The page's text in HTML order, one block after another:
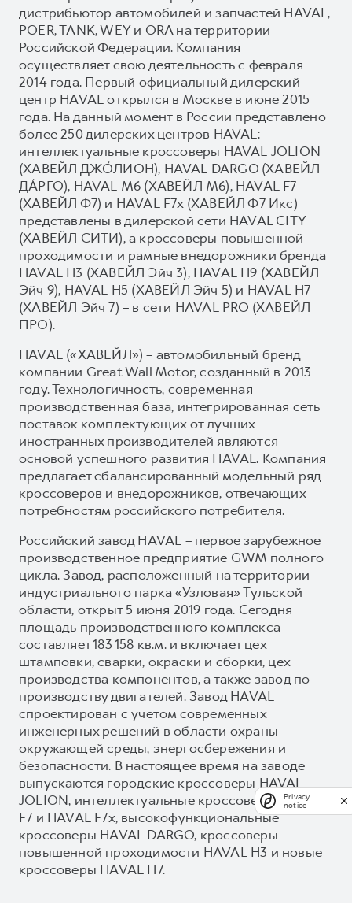
дистрибьютор автомобилей и запчастей HAVAL,
POER, TANK, WEY и ORA на территории
Российской Федерации. Компания
осуществляет свою деятельность с февраля
2014 года. Первый официальный дилерский
центр HAVAL открылся в Москве в июне 2015
года. На данный момент в России представлено
более 250 дилерских центров HAVAL:
интеллектуальные кроссоверы HAVAL JOLION
(ХАВЕЙЛ ДЖО́ЛИОН), HAVAL DARGO (ХАВЕЙЛ
ДА́РГО), HAVAL М6 (ХАВЕЙЛ M6), HAVAL F7
(ХАВЕЙЛ Ф7) и HAVAL F7x (ХАВЕЙЛ Ф7 Икс)
представлены в дилерской сети HAVAL CITY
(ХАВЕЙЛ СИТИ), а кроссоверы повышенной
проходимости и рамные внедорожники бренда
HAVAL H3 (ХАВЕЙЛ Эйч 3), HAVAL H9 (ХАВЕЙЛ
Эйч 9), HAVAL H5 (ХАВЕЙЛ Эйч 5) и HAVAL H7
(ХАВЕЙЛ Эйч 7) – в сети HAVAL PRO (ХАВЕЙЛ
ПРО).
HAVAL («ХАВЕЙЛ») – автомобильный бренд
компании Great Wall Motor, созданный в 2013
году. Технологичность, современная
производственная база, интегрированная сеть
поставок комплектующих от лучших
иностранных производителей являются
основой успешного развития HAVAL. Компания
предлагает сбалансированный модельный ряд
кроссоверов и внедорожников, отвечающих
потребностям российского потребителя.
Российский завод HAVAL – первое зарубежное
производственное предприятие GWM полного
цикла. Завод, расположенный на территории
индустриального парка «Узловая» Тульской
области, открыт 5 июня 2019 года. Сегодня
площадь производственного комплекса
составляет 183 158 кв.м. и включает цех
штамповки, сварки, окраски и сборки, цех
производства компонентов, а также завод по
производству двигателей. Завод HAVAL
спроектирован с учетом современных
инженерных решений в области охраны
окружающей среды, энергосбережения и
безопасности. В настоящее время на заводе
выпускаются городские кроссоверы HAVAL
JOLION, интеллектуальные кроссоверы HAVAL
F7 и HAVAL F7x, высокофункциональные
кроссоверы HAVAL DARGO, кроссоверы
повышенной проходимости HAVAL H3 и новые
кроссоверы HAVAL H7.
Privacy
notice